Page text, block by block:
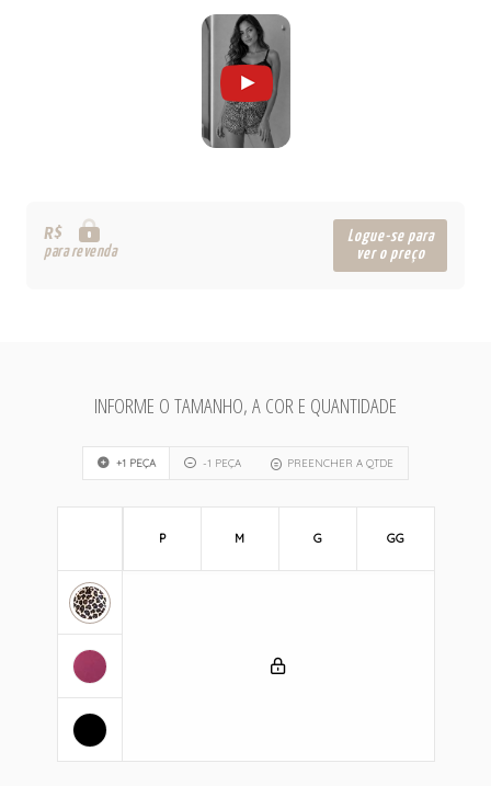
R$
para revenda
Logue-se para
ver o preço
INFORME O TAMANHO, A COR E QUANTIDADE
+1 PEÇA -1 PEÇA PREENCHER A QTDE
P M G GG